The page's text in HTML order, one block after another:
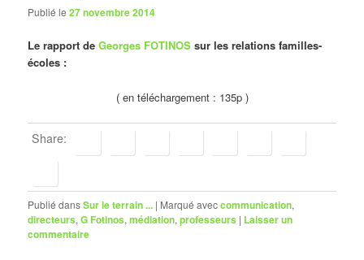
Publié le27 novembre 2014
Le rapport deGeorges FOTINOS sur les relations familles-
écoles :
( en téléchargement : 135p )
Share:
Publié dansSur le terrain ... | Marqué aveccommunication,
directeurs,G Fotinos,médiation,professeurs | Laisser un
commentaire